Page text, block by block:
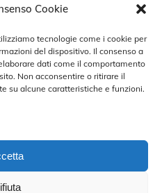
Cookie
tecnologie come i cookie per
del dispositivo. Il consenso a
dati come il comportamento
Non acconsentire o ritirare il
su alcune caratteristiche e funzioni.